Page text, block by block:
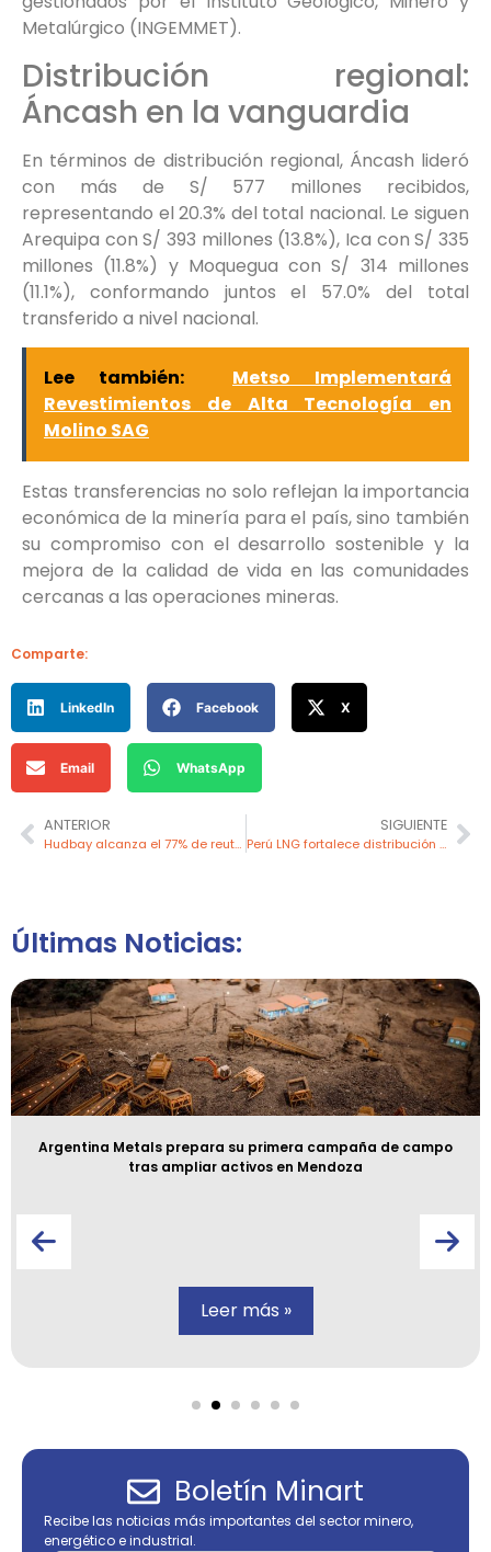
Metalúrgico (INGEMMET).
Distribución regional:
Áncash en la vanguardia
En términos de distribución regional, Áncash lideró
con más de S/ 577 millones recibidos,
representando el 20.3% del total nacional. Le siguen
Arequipa con S/ 393 millones (13.8%), Ica con S/ 335
millones (11.8%) y Moquegua con S/ 314 millones
(11.1%), conformando juntos el 57.0% del total
transferido a nivel nacional.
Lee también:
Metso Implementará
Revestimientos de Alta Tecnología en
Molino SAG
Estas transferencias no solo reflejan la importancia
económica de la minería para el país, sino también
su compromiso con el desarrollo sostenible y la
mejora de la calidad de vida en las comunidades
cercanas a las operaciones mineras.
Comparte:
LinkedIn Facebook X
Email WhatsApp
ANTERIOR
Hudbay alcanza el 77% de reutilización de agua en operaciones
SIGUIENTE
Perú LNG fortalece distribución de gas natural con segunda estación de carga
Últimas Noticias:
Argentina Metals prepara su primera campaña de campo
tras ampliar activos en Mendoza
Leer más »
Boletín Minart
Recibe las noticias más importantes del sector minero,
energético e industrial.